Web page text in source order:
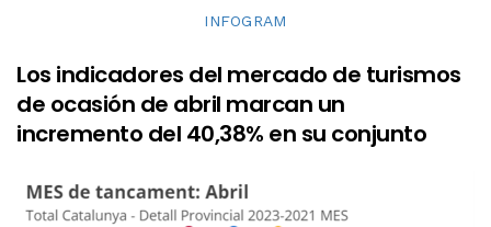
INFOGRAM
Los indicadores del mercado de turismos
de ocasión de abril marcan un
incremento del 40,38% en su conjunto